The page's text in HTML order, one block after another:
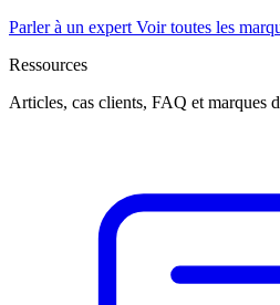
Parler à un expert Voir toutes les
Ressources
Articles, cas clients, FAQ et marques